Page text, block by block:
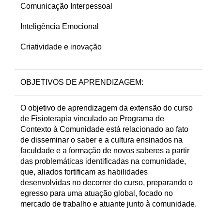
Comunicação Interpessoal
Inteligência Emocional
Criatividade e inovação
OBJETIVOS DE APRENDIZAGEM:
O objetivo de aprendizagem da extensão do curso
de Fisioterapia vinculado ao Programa de
Contexto à Comunidade está relacionado ao fato
de disseminar o saber e a cultura ensinados na
faculdade e a formação de novos saberes a partir
das problemáticas identificadas na comunidade,
que, aliados fortificam as habilidades
desenvolvidas no decorrer do curso, preparando o
egresso para uma atuação global, focado no
mercado de trabalho e atuante junto à comunidade.